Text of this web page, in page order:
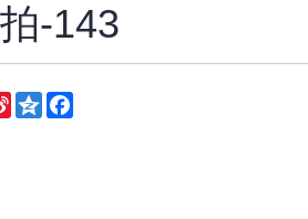
-143
Sina
Weibo
QzoneFacebook